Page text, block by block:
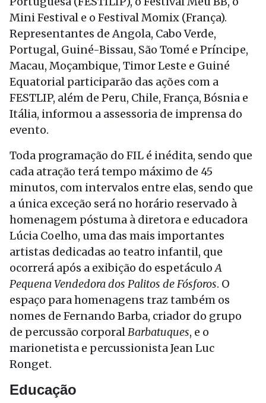
Mini Festival e o Festival Momix (França).
Representantes de Angola, Cabo Verde,
Portugal, Guiné-Bissau, São Tomé e Príncipe,
Macau, Moçambique, Timor Leste e Guiné
Equatorial participarão das ações com a
FESTLIP, além de Peru, Chile, França, Bósnia e
Itália, informou a assessoria de imprensa do
evento.
Toda programação do FIL é inédita, sendo que
cada atração terá tempo máximo de 45
minutos, com intervalos entre elas, sendo que
a única exceção será no horário reservado à
homenagem póstuma à diretora e educadora
Lúcia Coelho, uma das mais importantes
artistas dedicadas ao teatro infantil, que
ocorrerá após a exibição do espetáculoA
Pequena Vendedora dos Palitos de Fósforos. O
espaço para homenagens traz também os
nomes de Fernando Barba, criador do grupo
de percussão corporalBarbatuques, e o
marionetista e percussionista Jean Luc
Ronget.
Educação